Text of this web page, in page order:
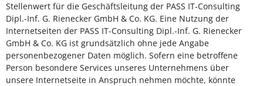
Stellenwert für die Geschäftsleitung der PASS IT-Consulting
Dipl.-Inf. G. Rienecker GmbH & Co. KG. Eine Nutzung der
Internetseiten der PASS IT-Consulting Dipl.-Inf. G. Rienecker
GmbH & Co. KG ist grundsätzlich ohne jede Angabe
personenbezogener Daten möglich. Sofern eine betroffene
Person besondere Services unseres Unternehmens über
unsere Internetseite in Anspruch nehmen möchte, könnte